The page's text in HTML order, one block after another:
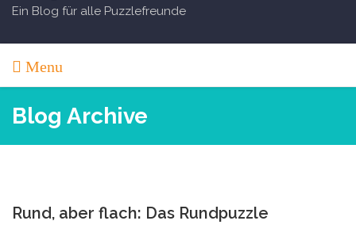
Ein Blog für alle Puzzlefreunde
Menu
Blog Archive
Rund, aber flach: Das Rundpuzzle